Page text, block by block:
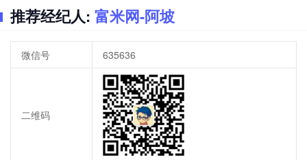
推荐经纪人: 富米网-阿坡
微信号 635636
二维码